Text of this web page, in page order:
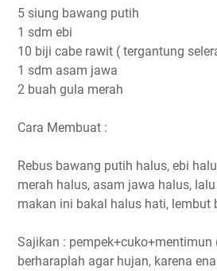
5 siung bawang putih
1 sdm ebi
10 biji cabe rawit ( tergantung
1 sdm asam jawa
2 buah gula merah
Cara Membuat :
Rebus bawang putih halus, ebi
merah halus, asam jawa halus,
makan ini bakal halus hati, lembut
Sajikan : pempek+cuko+mentimun
berharaplah agar hujan, karena